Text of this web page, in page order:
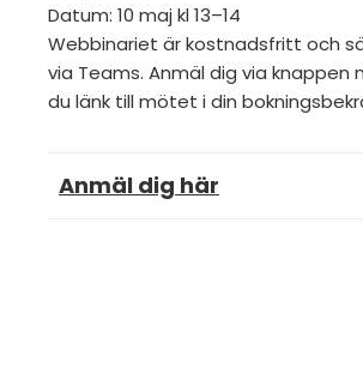
Datum: 10 maj kl 13–14
Webbinariet är kostnadsfritt och
via Teams. Anmäl dig via knappen
du länk till mötet i din
Anmäl dig här